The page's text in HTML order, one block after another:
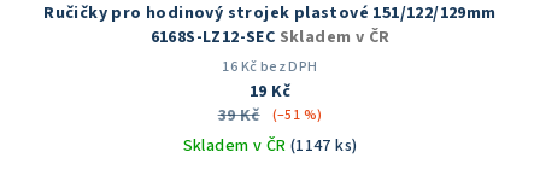
Ručičky pro hodinový strojek plastové 151/122/129mm
6168S-LZ12-SEC Skladem v ČR
16 Kč bez DPH
19 Kč
39 Kč
(–51 %)
Skladem v ČR (1147 ks)